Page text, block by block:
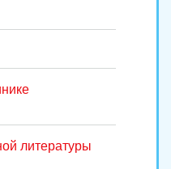
литературы